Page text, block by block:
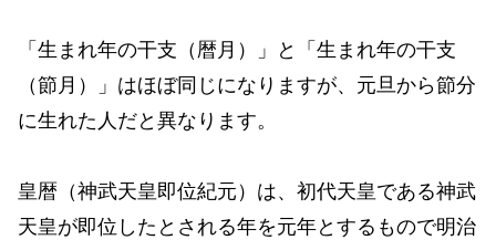
「生まれ年の干支（暦月）」と「生まれ年の干支
（節月）」はほぼ同じになりますが、元旦から節分
に生れた人だと異なります。
皇暦（神武天皇即位紀元）は、初代天皇である神武
天皇が即位したとされる年を元年とするもので明治